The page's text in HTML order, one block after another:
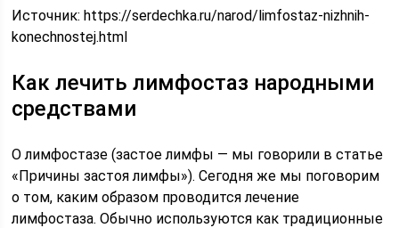
Источник:https://serdechka.ru/narod/limfostaz-nizhnih-
konechnostej.html
Как лечить лимфостаз народными
средствами
О лимфостазе (застое лимфы — мы говорили в статье
«Причины застоя лимфы»). Сегодня же мы поговорим
о том, каким образом проводится лечение
лимфостаза. Обычно используются как традиционные